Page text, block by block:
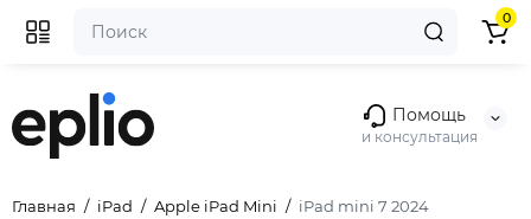
Помощь
и консультация
0
Главная iPad Apple iPad Mini iPad mini 7 2024